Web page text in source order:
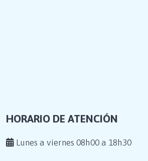
HORARIO DE ATENCIÓN
Lunes a viernes 08h00 a 18h30